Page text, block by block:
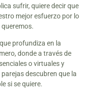
sufrir, quiere decir que
mejor esfuerzo por lo
profundiza en la
donde a través de
o virtuales y
descubren que la
si se quiere.